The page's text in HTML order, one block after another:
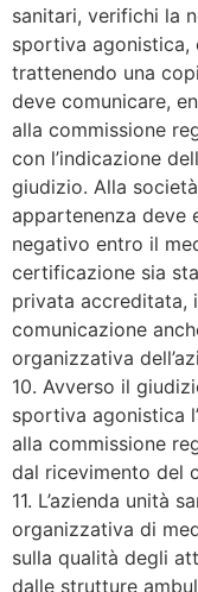
sanitari, verifichi la
sportiva agonistica,
trattenendo una
deve comunicare,
alla commissione
con l’indicazione
giudizio. Alla
appartenenza deve
negativo entro il
certificazione sia
privata accreditata,
comunicazione
organizzativa
10. Avverso il
sportiva agonistica
alla commissione
dal ricevimento del
11. L’azienda unità
organizzativa di
sulla qualità degli
dalle strutture